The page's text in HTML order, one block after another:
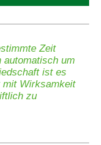
Zeit
automatisch um
ist es
mit Wirksamkeit
zu